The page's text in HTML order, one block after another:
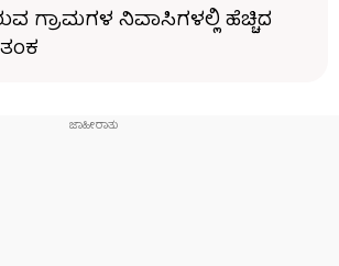
ಗ್ರಾಮಗಳ ನಿವಾಸಿಗಳಲ್ಲಿ ಹೆಚ್ಚಿದ